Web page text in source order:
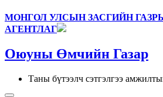
МОНГОЛ УЛСЫН ЗАСГИЙН
АГЕНТЛАГ
Оюуны Өмчийн Газар
Таны бүтээлч сэтгэлгээ